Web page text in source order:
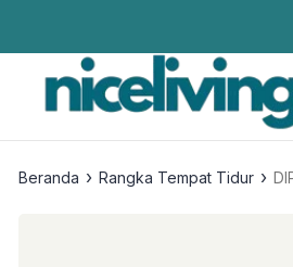
Beranda › Rangka Tempat Tidur ›